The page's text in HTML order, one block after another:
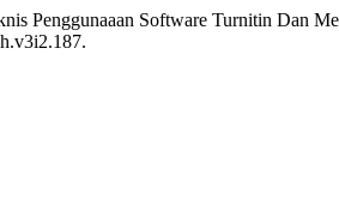
Penggunaaan Software Turnitin Dan